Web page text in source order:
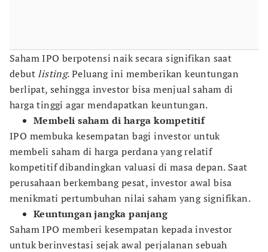
Saham IPO berpotensi naik secara signifikan saat
debutlisting. Peluang ini memberikan keuntungan
berlipat, sehingga investor bisa menjual saham di
harga tinggi agar mendapatkan keuntungan.
Membeli saham di harga kompetitif
IPO membuka kesempatan bagi investor untuk
membeli saham di harga perdana yang relatif
kompetitif dibandingkan valuasi di masa depan. Saat
perusahaan berkembang pesat, investor awal bisa
menikmati pertumbuhan nilai saham yang signifikan.
Keuntungan jangka panjang
Saham IPO memberi kesempatan kepada investor
untuk berinvestasi sejak awal perjalanan sebuah